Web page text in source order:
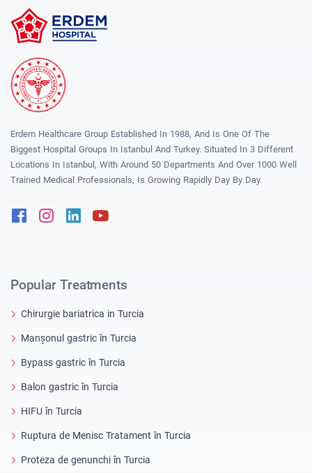
Erdem Healthcare Group Established In 1988, And Is One Of The
Biggest Hospital Groups In Istanbul And Turkey. Situated In 3 Different
Locations In Istanbul, With Around 50 Departments And Over 1000 Well
Trained Medical Professionals, Is Growing Rapidly Day By Day.
FacebookInstagram
Linkedin
Popular Treatments
Chirurgie bariatrica in Turcia
Manșonul gastric în Turcia
Bypass gastric în Turcia
Balon gastric în Turcia
HIFU în Turcia
Ruptura de Menisc Tratament în Turcia
Proteza de genunchi în Turcia